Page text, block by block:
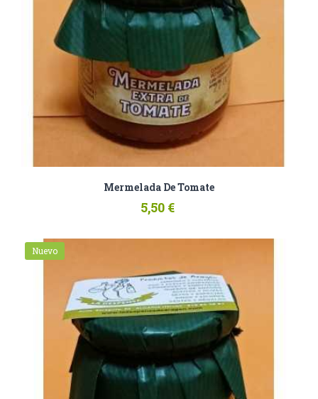
Mermelada De Tomate
5,50 €
Nuevo